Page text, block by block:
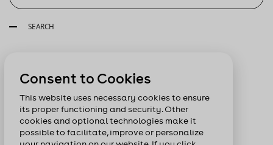
SEARCH
Consent to Cookies
This website uses necessary cookies to ensure
its proper functioning and security. Other
cookies and optional technologies make it
possible to facilitate, improve or personalize